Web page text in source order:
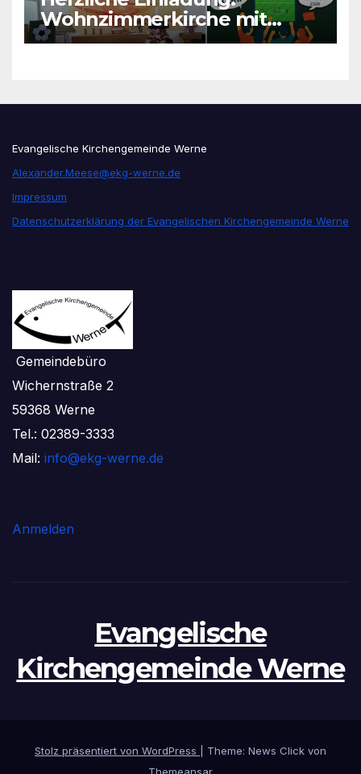
Wohnzimmerkirche mit
unseren Konfis
Evangelische Kirchengemeinde Werne
Alexander.Meese@ekg-werne.de
Impressum
Datenschutzerklärung der Evangelischen Kirchengemeinde Werne
Gemeindebüro
Wichernstraße 2
59368 Werne
Tel.: 02389-3333
Mail: info@ekg-werne.de
Anmelden
Evangelische
Kirchengemeinde Werne
Stolz präsentiert von WordPress
Theme: News Click von